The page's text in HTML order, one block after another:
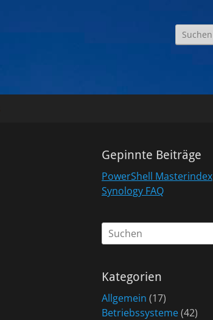
Suchen
nach:
Gepinnte Beiträge
PowerShell Masterindex
Synology FAQ
Suchen
nach:
Kategorien
Allgemein (17)
Betriebssysteme(42)